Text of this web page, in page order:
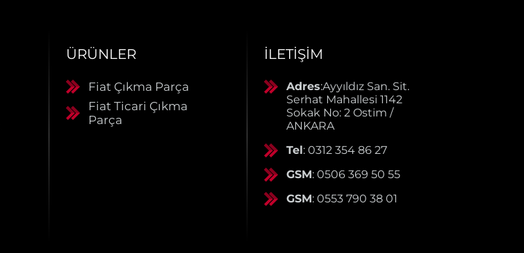
ÜRÜNLER
Fiat Çıkma Parça
Fiat Ticari Çıkma
Parça
İLETIŞIM
Adres:Ayyıldız San. Sit.
Serhat Mahallesi 1142
Sokak No: 2 Ostim /
ANKARA
Tel: 0312 354 86 27
GSM: 0506 369 50 55
GSM: 0553 790 38 01